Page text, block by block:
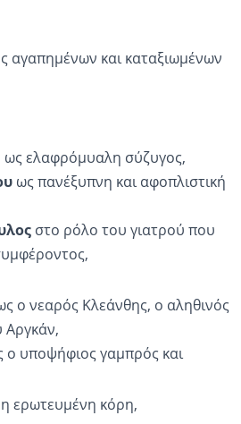
αγαπημένων και καταξιωμένων
ως ελαφρόμυαλη σύζυγος,
ως πανέξυπνη και αφοπλιστική
στο ρόλο του γιατρού που
ο νεαρός Κλεάνθης, ο αληθινός
Αργκάν,
υποψήφιος γαμπρός και
ερωτευμένη κόρη,